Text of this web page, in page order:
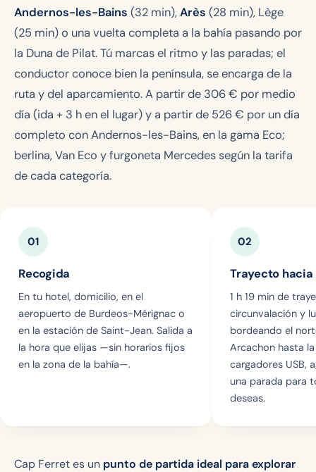
Andernos-les-Bains (32 min),Arès (28 min), Lège
(25 min) o una vuelta completa a la bahía pasando por
la Duna de Pilat. Tú marcas el ritmo y las paradas; el
conductor conoce bien la península, se encarga de la
ruta y del aparcamiento. A partir de 306 € por medio
día (ida + 3 h en el lugar) y a partir de 526 € por un día
completo con Andernos-les-Bains, en la gama Eco;
berlina, Van Eco y furgoneta Mercedes según la tarifa
de cada categoría.
01
Recogida
En tu hotel, domicilio, en el
aeropuerto de Burdeos-Mérignac o
en la estación de Saint-Jean. Salida a
la hora que elijas —sin horarios fijos
en la zona de la bahía—.
02
Trayecto hacia
1 h 19 min de
circunvalación y
bordeando el
Arcachon hasta
cargadores USB,
una parada para
deseas.
Cap Ferret es un punto de partida ideal para explorar